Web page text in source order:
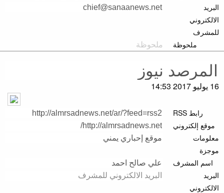
البريد
الالكتروني
للمشرف
ملحوظة
16 يوليو 2017 14:53
رابط RSS
موقع إلكتروني
معلومات
موجزة
اسم المشرف
البريد
الالكتروني